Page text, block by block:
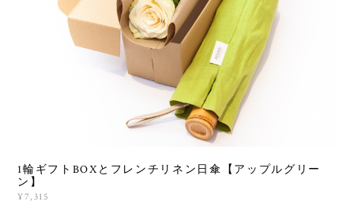
1輪ギフトBOXとフレンチリネン日傘【アップルグリー
ン】
¥7,315